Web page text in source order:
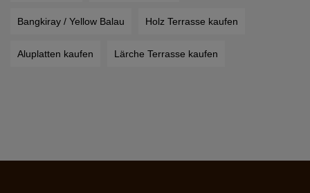
Bangkiray / Yellow Balau Holz Terrasse kaufen
Aluplatten kaufen Lärche Terrasse kaufen